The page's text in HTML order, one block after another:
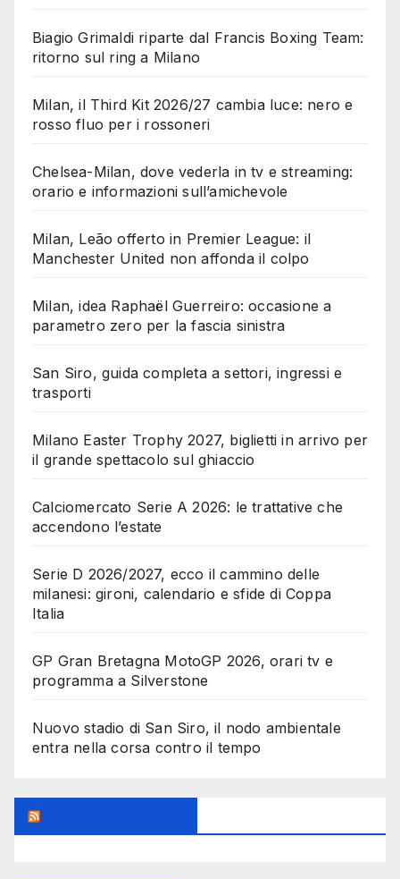
Biagio Grimaldi riparte dal Francis Boxing Team:
ritorno sul ring a Milano
Milan, il Third Kit 2026/27 cambia luce: nero e
rosso fluo per i rossoneri
Chelsea-Milan, dove vederla in tv e streaming:
orario e informazioni sull’amichevole
Milan, Leão offerto in Premier League: il
Manchester United non affonda il colpo
Milan, idea Raphaël Guerreiro: occasione a
parametro zero per la fascia sinistra
San Siro, guida completa a settori, ingressi e
trasporti
Milano Easter Trophy 2027, biglietti in arrivo per
il grande spettacolo sul ghiaccio
Calciomercato Serie A 2026: le trattative che
accendono l’estate
Serie D 2026/2027, ecco il cammino delle
milanesi: gironi, calendario e sfide di Coppa
Italia
GP Gran Bretagna MotoGP 2026, orari tv e
programma a Silverstone
Nuovo stadio di San Siro, il nodo ambientale
entra nella corsa contro il tempo